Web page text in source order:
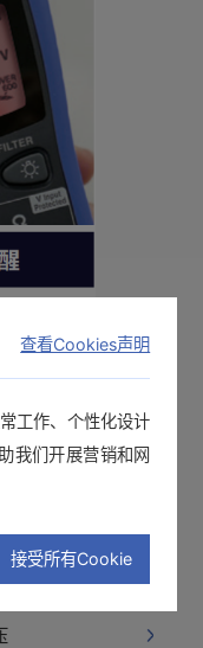
查看Cookies声明
工作、个性化设计
我们开展营销和网
接受所有Cookie